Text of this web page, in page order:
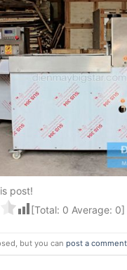
post!
[Total: 0 Average: 0]
but you can post a comment